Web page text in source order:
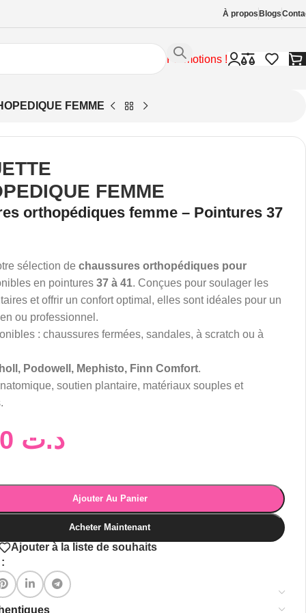
À propos Blogs
Promotions !
FEMME
FEMME
orthopédiques femme – Pointures 37
sélection dechaussures orthopédiques pour
en pointures37 à 41. Conçues pour soulager les
et offrir un confort optimal, elles sont idéales pour un
ou professionnel.
: chaussures fermées, sandales, à scratch ou à
Podowell, Mephisto, Finn Comfort.
soutien plantaire, matériaux souples et
د.ت
Ajouter Au Panier
Acheter Maintenant
Ajouter à la liste de souhaits